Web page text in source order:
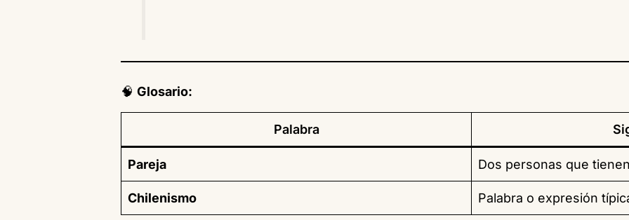
🧠 Glosario:
Palabra
Pareja Dos personas que
Chilenismo Palabra o expresión